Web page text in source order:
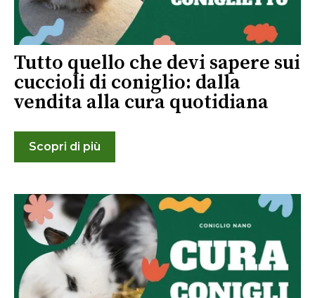
Tutto quello che devi sapere sui
cuccioli di coniglio: dalla
vendita alla cura quotidiana
Scopri di più